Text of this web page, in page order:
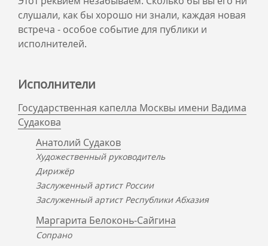
слушали, как бы хорошо ни знали, каждая новая
встреча - особое событие для публики и
исполнителей.
Исполнители
Государственная капелла Москвы имени Вадима
Судакова
Анатолий Судаков
Художественный руководитель
Дирижёр
Заслуженный артист России
Заслуженный артист Республики Абхазия
Маргарита Белоконь-Сайгина
Сопрано